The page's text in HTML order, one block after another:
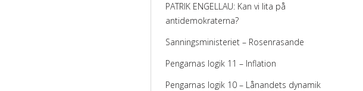
PATRIK ENGELLAU: Kan vi lita på
antidemokraterna?
Sanningsministeriet – Rosenrasande
Pengarnas logik 11 – Inflation
Pengarnas logik 10 – Lånandets dynamik